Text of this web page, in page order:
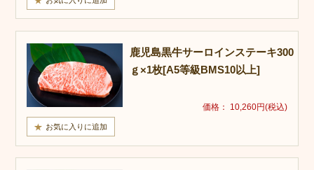
鹿児島黒牛サーロインステーキ300
ｇ×1枚[A5等級BMS10以上]
価格： 10,260円(税込)